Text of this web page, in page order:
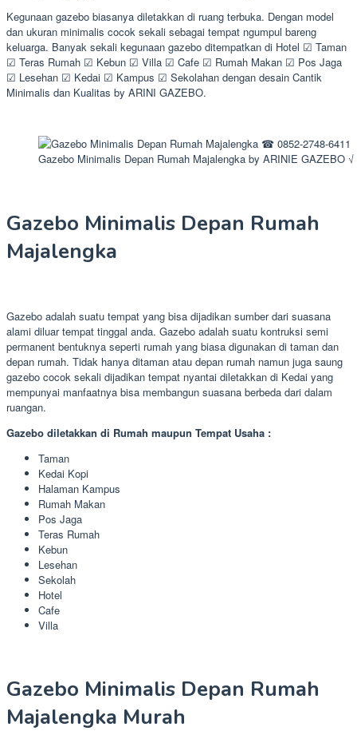
Kegunaan gazebo biasanya diletakkan di ruang terbuka. Dengan model
dan ukuran minimalis cocok sekali sebagai tempat ngumpul bareng
keluarga. Banyak sekali kegunaan gazebo ditempatkan di Hotel ☑ Taman
☑ Teras Rumah ☑ Kebun ☑ Villa ☑ Cafe ☑ Rumah Makan ☑ Pos Jaga
☑ Lesehan ☑ Kedai ☑ Kampus ☑ Sekolahan dengan desain Cantik
Minimalis dan Kualitas by ARINI GAZEBO.
Gazebo Minimalis Depan Rumah Majalengka by ARINIE GAZEBO
Gazebo Minimalis Depan Rumah
Majalengka
Gazebo adalah suatu tempat yang bisa dijadikan sumber dari suasana
alami diluar tempat tinggal anda. Gazebo adalah suatu kontruksi semi
permanent bentuknya seperti rumah yang biasa digunakan di taman dan
depan rumah. Tidak hanya ditaman atau depan rumah namun juga saung
gazebo cocok sekali dijadikan tempat nyantai diletakkan di Kedai yang
mempunyai manfaatnya bisa membangun suasana berbeda dari dalam
ruangan.
Gazebo diletakkan di Rumah maupun Tempat Usaha :
Taman
Kedai Kopi
Halaman Kampus
Rumah Makan
Pos Jaga
Teras Rumah
Kebun
Lesehan
Sekolah
Hotel
Cafe
Villa
Gazebo Minimalis Depan Rumah
Majalengka Murah